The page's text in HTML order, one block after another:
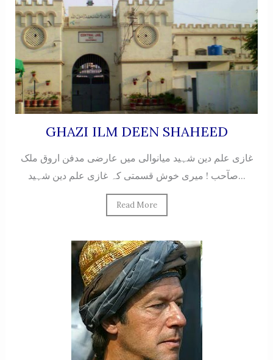
GHAZI ILM DEEN SHAHEED
غازی علم دین شہید میانوالی میں عارضی مدفن اروق ملک
صآحب ! میری خوش قسمتی کہ غازی علم دین شہید...
Read More